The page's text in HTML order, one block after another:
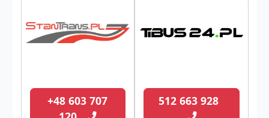
+48 603 707
512 663 928